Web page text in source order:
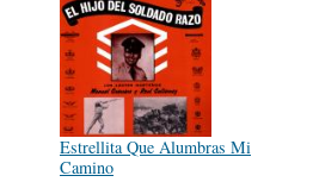
Estrellita Que Alumbras Mi
Camino